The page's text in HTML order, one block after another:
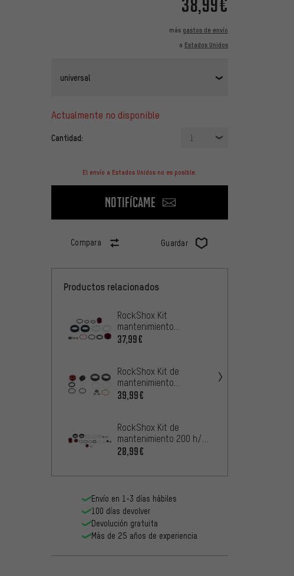
más gastos de envío
a Estados Unidos
universal
actualmente no disponible
Cantidad: 1
El envío a Estados Unidos no es posible.
Notifícame
Compara Guardar
Productos relacionados
RockShox Kit
mantenimiento
200h/año p. Lyrik C2 /
37,99€
RockShox Kit de
mantenimiento
200h/Año para Lyrik
39,99€
RockShox Kit de
mantenimiento 200 h/1
año p. Lyrik Base D1+
28,99€
Envío en 1-3 días hábiles
100 días devolver
Devolución gratuita
Más de 25 años de experiencia